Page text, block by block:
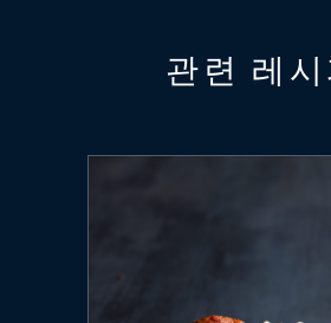
관련 레시